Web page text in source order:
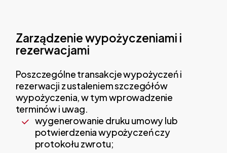
Zarządzenie wypożyczeniami i
rezerwacjami
Poszczególne transakcje wypożyczeń i
rezerwacji z ustaleniem szczegółów
wypożyczenia, w tym wprowadzenie
terminów i uwag.
wygenerowanie druku umowy lub
potwierdzenia wypożyczeń czy
protokołu zwrotu;